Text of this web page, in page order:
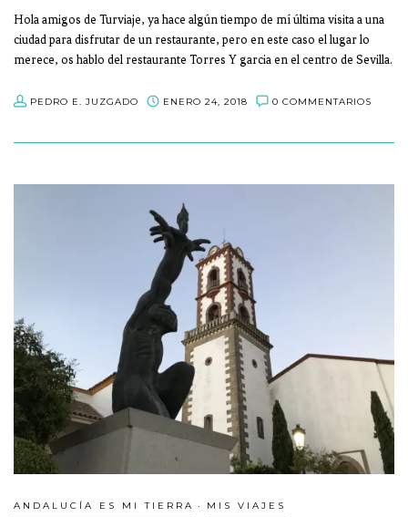
Hola amigos de Turviaje, ya hace algún tiempo de mí última visita a una
ciudad para disfrutar de un restaurante, pero en este caso el lugar lo
merece, os hablo del restaurante Torres Y garcia en el centro de Sevilla.
PEDRO E. JUZGADO ENERO 24, 2018 0 COMMENTARIOS
ANDALUCÍA ES MI TIERRA MIS VIAJES